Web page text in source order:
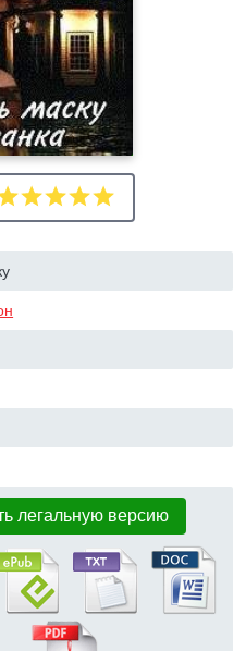
легальную версию